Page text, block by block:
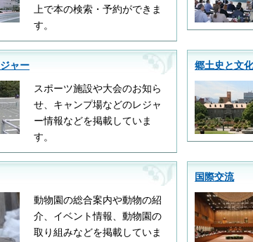
上で本の検索・予約ができま
す。
ャー
スポーツ施設や大会のお知ら
せ、キャンプ場などのレジャ
ー情報などを掲載していま
す。
郷土史と文
動物園の総合案内や動物の紹
介、イベント情報、動物園の
取り組みなどを掲載していま
国際交流